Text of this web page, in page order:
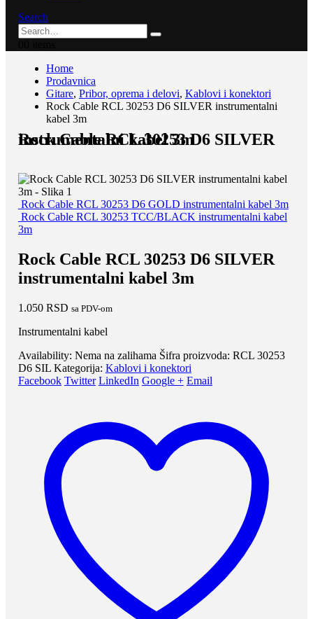
Search
Home
Prodavnica
Gitare, Pribor, oprema i delovi, Kablovi i konektori
Rock Cable RCL 30253 D6 SILVER instrumentalni
kabel 3m
Rock Cable RCL 30253 D6 SILVER instrumentalni kabel 3m
Rock Cable RCL 30253 D6 GOLD instrumentalni kabel 3m
Rock Cable RCL 30253 TCC/BLACK instrumentalni kabel
3m
Rock Cable RCL 30253 D6 SILVER
instrumentalni kabel 3m
1.050 RSD sa PDV-om
Instrumentalni kabel
Availability: Nema na zalihama Šifra proizvoda: RCL 30253
D6 SIL Kategorija: Kablovi i konektori
Facebook Twitter LinkedIn Google + Email